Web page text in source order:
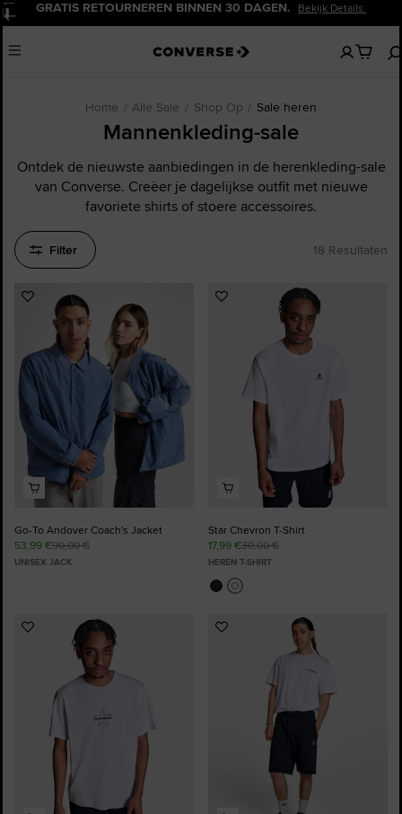
Pauzeren
Details. 20% KORTING VOOR NIEUWE KLANTEN. Meld
Menu
Geen
artikelen
Home Alle Sale Shop Op Sale heren
Mannenkleding-sale
Ontdek de nieuwste aanbiedingen in de herenkleding-sale
van Converse. Creëer je dagelijkse outfit met nieuwe
favoriete shirts of stoere accessoires.
Filter 18 Resultaten
Voeg
favorieten
Go-To Andover Coach's Jacket
53,99 €90,00 €
UNISEX JACK
Voeg
Star Chevron T-Shirt
17,99 €30,00 €
HEREN T-SHIRT
Voeg
favorieten
Voeg